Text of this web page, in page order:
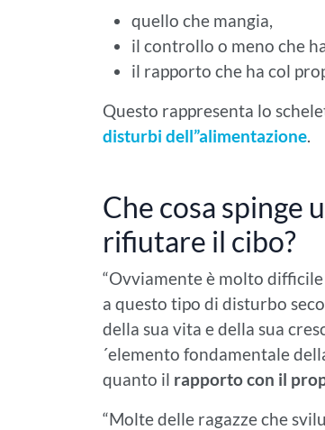
quello che mangia,
il controllo o meno che
il rapporto che ha col
Questo rappresenta lo
disturbi dell”alimentazione.
Che cosa spinge
rifiutare il cibo?
“Ovviamente è molto
a questo tipo di disturbo
della sua vita e della sua
´elemento fondamentale
quanto il rapporto con il
“Molte delle ragazze che